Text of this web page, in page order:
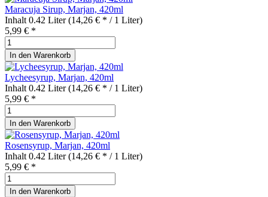
Maracuja Sirup, Marjan, 420ml
Inhalt 0.42 Liter(14,26 € * / 1 Liter)
5,99 € *
In den Warenkorb
Lycheesyrup, Marjan, 420ml
Inhalt 0.42 Liter(14,26 € * / 1 Liter)
5,99 € *
In den Warenkorb
Rosensyrup, Marjan, 420ml
Inhalt 0.42 Liter(14,26 € * / 1 Liter)
5,99 € *
In den Warenkorb